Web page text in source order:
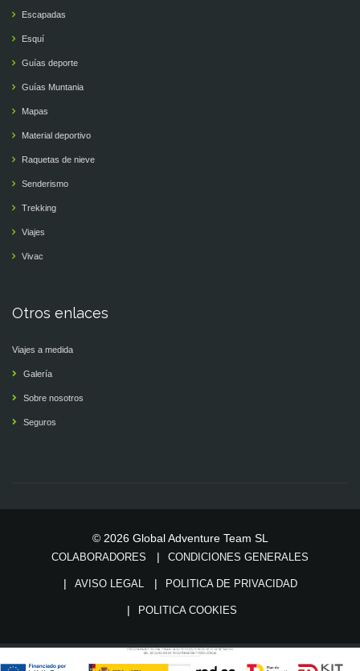
Escapadas
Esquí
Guías deporte
Guías Muntania
Mapas
Material deportivo
Raquetas de nieve
Senderismo
Trekking
Viajes
Vivac
Otros enlaces
Viajes a medida
Galería
Sobre nosotros
Seguros
© 2026 Global Adventure Team SL
COLABORADORES CONDICIONES GENERALES
AVISO LEGAL POLITICA DE PRIVACIDAD
POLITICA COOKIES